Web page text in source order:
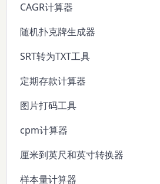
CAGR计算器
随机扑克牌生成器
SRT转为TXT工具
定期存款计算器
图片打码工具
cpm计算器
厘米到英尺和英寸转换器
样本量计算器